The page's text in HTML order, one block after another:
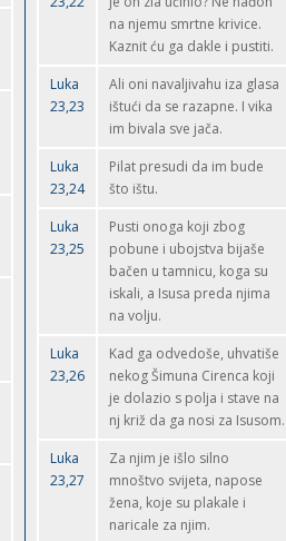
na njemu smrtne krivice.
Kaznit ću ga dakle i pustiti.
Luka
23,23
Ali oni navaljivahu iza glasa
ištući da se razapne. I vika
im bivala sve jača.
Luka
23,24
Pilat presudi da im bude
što ištu.
Luka
23,25
Pusti onoga koji zbog
pobune i ubojstva bijaše
bačen u tamnicu, koga su
iskali, a Isusa preda njima
na volju.
Luka
23,26
Kad ga odvedoše, uhvatiše
nekog Šimuna Cirenca koji
je dolazio s polja i stave na
nj križ da ga nosi za Isusom.
Luka
23,27
Za njim je išlo silno
mnoštvo svijeta, napose
žena, koje su plakale i
naricale za njim.